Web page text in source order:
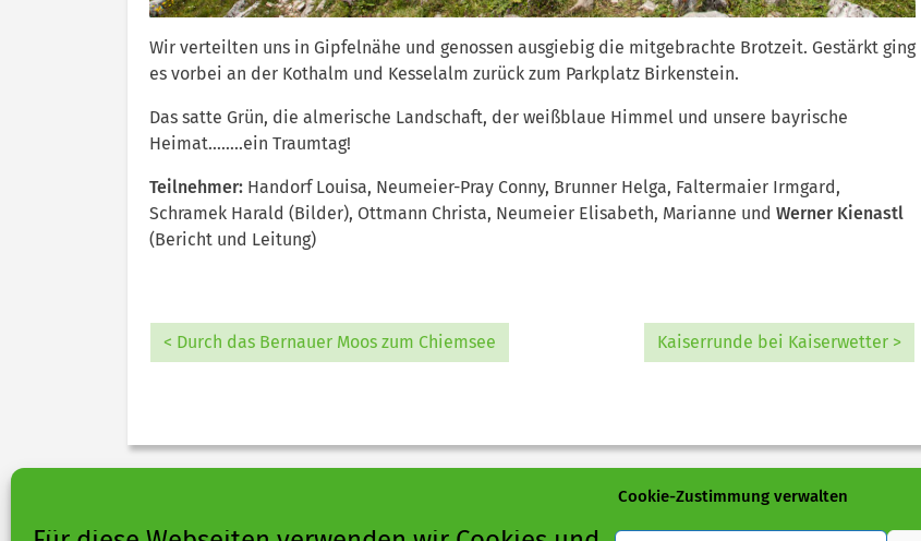
Cookie-Zustimmung verwalten
Wir verteilten uns in Gipfelnähe und genossen ausgiebig die mitgebrachte Brotzeit. Gestärkt ging
es vorbei an der Kothalm und Kesselalm zurück zum Parkplatz Birkenstein.
Das satte Grün, die almerische Landschaft, der weißblaue Himmel und unsere bayrische
Heimat……..ein Traumtag!
Teilnehmer: Handorf Louisa, Neumeier-Pray Conny, Brunner Helga, Faltermaier Irmgard,
Schramek Harald (Bilder), Ottmann Christa, Neumeier Elisabeth, Marianne und Werner Kienastl
(Bericht und Leitung)
< Durch das Bernauer Moos zum Chiemsee Kaiserrunde bei Kaiserwetter >